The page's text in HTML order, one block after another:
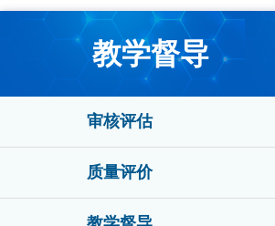
教学督导
审核评估
质量评价